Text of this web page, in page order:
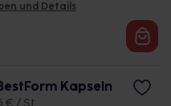
und Details
Kapseln
€ / St.